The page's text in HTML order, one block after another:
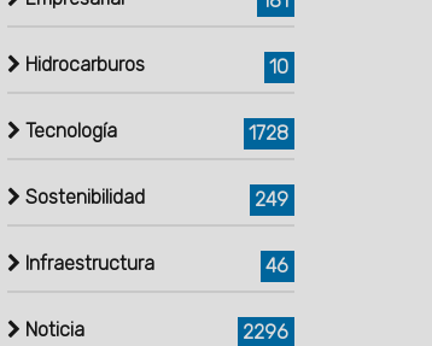
Hidrocarburos 10
Tecnología 1728
Sostenibilidad 249
Infraestructura 46
Noticia 2296